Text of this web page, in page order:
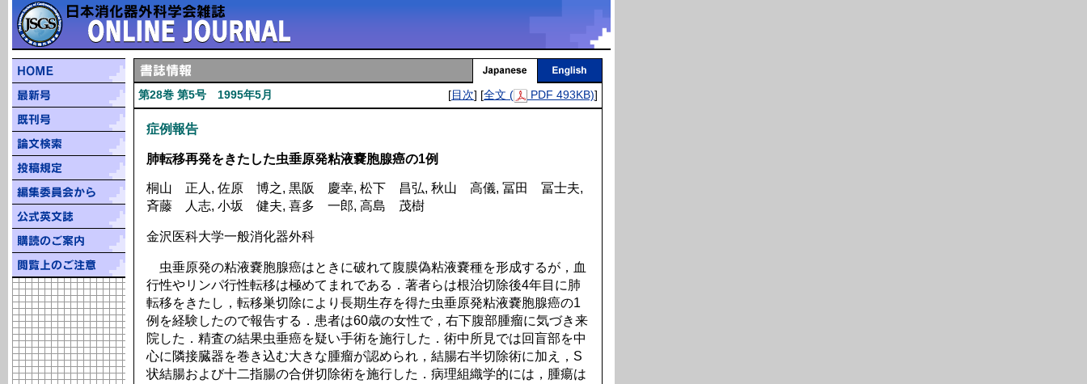
第28巻 第5号 1995年5月 [目次] [全文 ( PDF 493KB)]
症例報告
肺転移再発をきたした虫垂原発粘液嚢胞腺癌の1例
桐山 正人, 佐原 博之, 黒阪 慶幸, 松下 昌弘, 秋山 高儀, 冨田 冨士夫,
斉藤 人志, 小坂 健夫, 喜多 一郎, 高島 茂樹
金沢医科大学一般消化器外科
虫垂原発の粘液嚢胞腺癌はときに破れて腹膜偽粘液嚢種を形成するが，血
行性やリンパ行性転移は極めてまれである．著者らは根治切除後4年目に肺
転移をきたし，転移巣切除により長期生存を得た虫垂原発粘液嚢胞腺癌の1
例を経験したので報告する．患者は60歳の女性で，右下腹部腫瘤に気づき来
院した．精査の結果虫垂癌を疑い手術を施行した．術中所見では回盲部を中
心に隣接臓器を巻き込む大きな腫瘤が認められ，結腸右半切除術に加え，S
状結腸および十二指腸の合併切除術を施行した．病理組織学的には，腫瘍は